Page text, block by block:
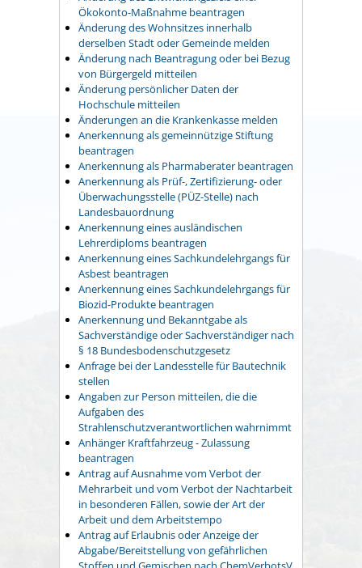
Ökokonto-Maßnahme beantragen
Änderung des Wohnsitzes innerhalb
derselben Stadt oder Gemeinde melden
Änderung nach Beantragung oder bei Bezug
von Bürgergeld mitteilen
Änderung persönlicher Daten der
Hochschule mitteilen
Änderungen an die Krankenkasse melden
Anerkennung als gemeinnützige Stiftung
beantragen
Anerkennung als Pharmaberater beantragen
Anerkennung als Prüf-, Zertifizierung- oder
Überwachungsstelle (PÜZ-Stelle) nach
Landesbauordnung
Anerkennung eines ausländischen
Lehrerdiploms beantragen
Anerkennung eines Sachkundelehrgangs für
Asbest beantragen
Anerkennung eines Sachkundelehrgangs für
Biozid-Produkte beantragen
Anerkennung und Bekanntgabe als
Sachverständige oder Sachverständiger nach
§ 18 Bundesbodenschutzgesetz
Anfrage bei der Landesstelle für Bautechnik
stellen
Angaben zur Person mitteilen, die die
Aufgaben des
Strahlenschutzverantwortlichen wahrnimmt
Anhänger Kraftfahrzeug - Zulassung
beantragen
Antrag auf Ausnahme vom Verbot der
Mehrarbeit und vom Verbot der Nachtarbeit
in besonderen Fällen, sowie der Art der
Arbeit und dem Arbeitstempo
Antrag auf Erlaubnis oder Anzeige der
Abgabe/Bereitstellung von gefährlichen